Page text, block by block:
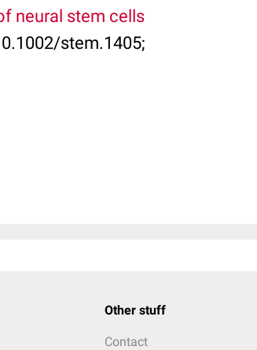
neural stem cells
stem.1405;
Other stuff
Contact